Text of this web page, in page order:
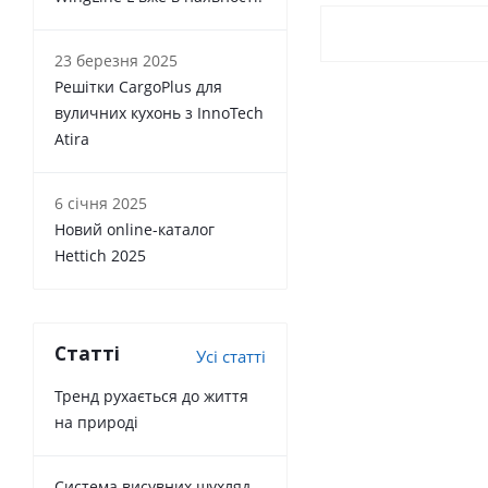
23 березня 2025
Решітки CargoPlus для
вуличних кухонь з InnoTech
Atira
6 січня 2025
Новий online-каталог
Hettich 2025
Статті Усі статті
Тренд рухається до життя
на природі